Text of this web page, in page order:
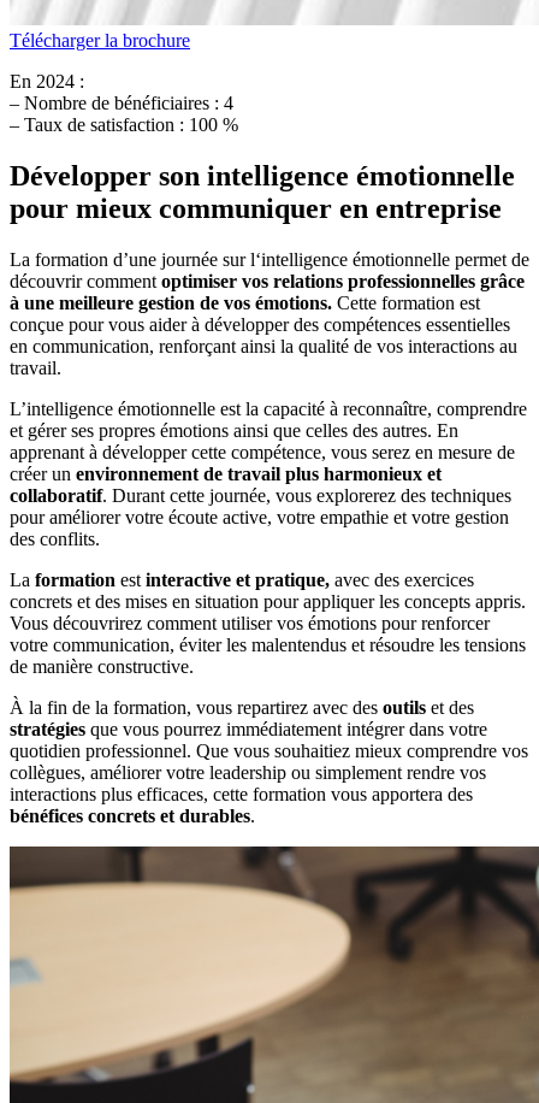
Télécharger la brochure
En 2024 :
– Nombre de bénéficiaires : 4
– Taux de satisfaction : 100 %
Développer son intelligence émotionnelle
pour mieux communiquer en entreprise
La formation d’une journée sur l‘intelligence émotionnelle permet de
découvrir comment optimiser vos relations professionnelles grâce
à une meilleure gestion de vos émotions. Cette formation est
conçue pour vous aider à développer des compétences essentielles
en communication, renforçant ainsi la qualité de vos interactions au
travail.
L’intelligence émotionnelle est la capacité à reconnaître, comprendre
et gérer ses propres émotions ainsi que celles des autres. En
apprenant à développer cette compétence, vous serez en mesure de
créer un environnement de travail plus harmonieux et
collaboratif. Durant cette journée, vous explorerez des techniques
pour améliorer votre écoute active, votre empathie et votre gestion
des conflits.
La formation est interactive et pratique, avec des exercices
concrets et des mises en situation pour appliquer les concepts appris.
Vous découvrirez comment utiliser vos émotions pour renforcer
votre communication, éviter les malentendus et résoudre les tensions
de manière constructive.
À la fin de la formation, vous repartirez avec des outils et des
stratégies que vous pourrez immédiatement intégrer dans votre
quotidien professionnel. Que vous souhaitiez mieux comprendre vos
collègues, améliorer votre leadership ou simplement rendre vos
interactions plus efficaces, cette formation vous apportera des
bénéfices concrets et durables.